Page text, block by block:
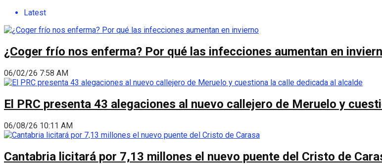
Latest
¿Coger frío nos enferma? Por qué las infecciones aumentan en
06/02/26 7:58 AM
El PRC presenta 43 alegaciones al nuevo callejero de Meruelo y
06/08/26 10:11 AM
Cantabria licitará por 7,13 millones el nuevo puente del Cristo de